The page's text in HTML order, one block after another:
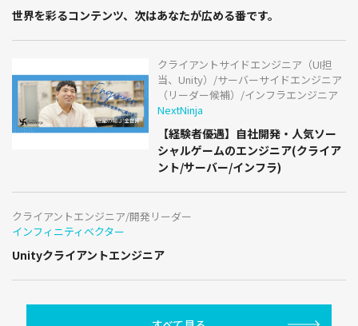
世界を彩るコンテンツ、次はあなたが広める番です。
クライアントサイドエンジニア（UI担
当、Unity）/サーバーサイドエンジニア
（リーダー候補）/インフラエンジニア
NextNinja
【経験者優遇】自社開発・人気ソー
シャルゲームのエンジニア(クライア
ント/サーバー/インフラ)
クライアントエンジニア/開発リーダー
インフィニティベクター
Unityクライアントエンジニア